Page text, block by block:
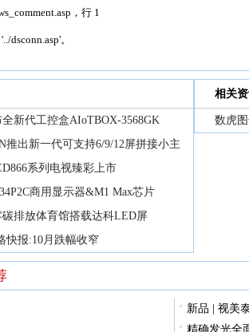
新代工控盒AIoTBOX-3568GK
推出新一代可支持6/9/12屏拼接小主
系列电视臻彩上市
商用显示器&M1 Max芯片
排放体育馆搭载达科LED屏
快报:10月跌幅收窄
相关
数虎
新品 | 视美
精确发光全